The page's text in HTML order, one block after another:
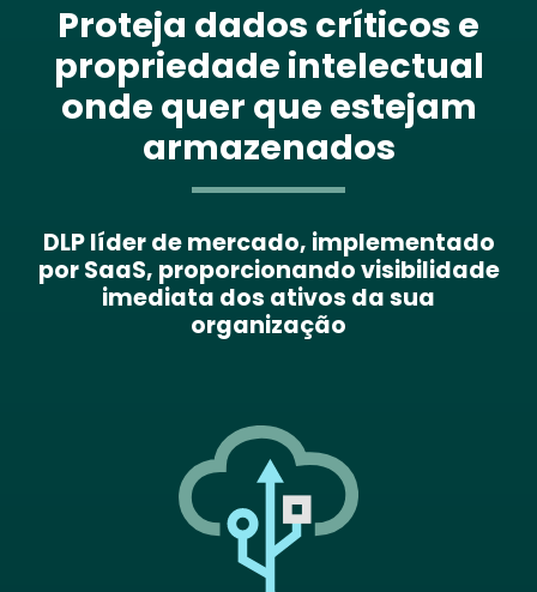
Proteja dados críticos e
propriedade intelectual
onde quer que estejam
armazenados
DLP líder de mercado, implementado
por SaaS, proporcionando visibilidade
imediata dos ativos da sua
organização